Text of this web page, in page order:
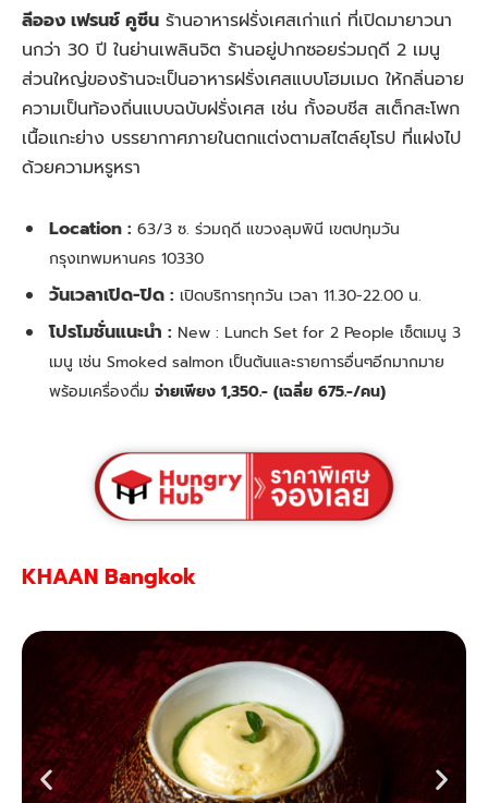
ลีออง เฟรนช์ คูซีน ร้านอาหารฝรั่งเศสเก่าแก่ ที่เปิดมายาวนา
นกว่า 30 ปี ในย่านเพลินจิต ร้านอยู่ปากซอยร่วมฤดี 2 เมนู
ส่วนใหญ่ของร้านจะเป็นอาหารฝรั่งเศสแบบโฮมเมด ให้กลิ่นอาย
ความเป็นท้องถิ่นแบบฉบับฝรั่งเศส เช่น กั้งอบชีส สเต็กสะโพก
เนื้อแกะย่าง บรรยากาศภายในตกแต่งตามสไตล์ยุโรป ที่แฝงไป
ด้วยความหรูหรา
Location : 63/3 ซ. ร่วมฤดี แขวงลุมพินี เขตปทุมวัน
กรุงเทพมหานคร 10330
วันเวลาเปิด-ปิด : เปิดบริการทุกวัน เวลา 11.30-22.00 น.
โปรโมชั่นแนะนำ : New : Lunch Set for 2 People เซ็ตเมนู 3
เมนู เช่น Smoked salmon เป็นต้นและรายการอื่นๆอีกมากมาย
พร้อมเครื่องดื่ม จ่ายเพียง 1,350.- (เฉลี่ย 675.-/คน)
KHAAN Bangkok